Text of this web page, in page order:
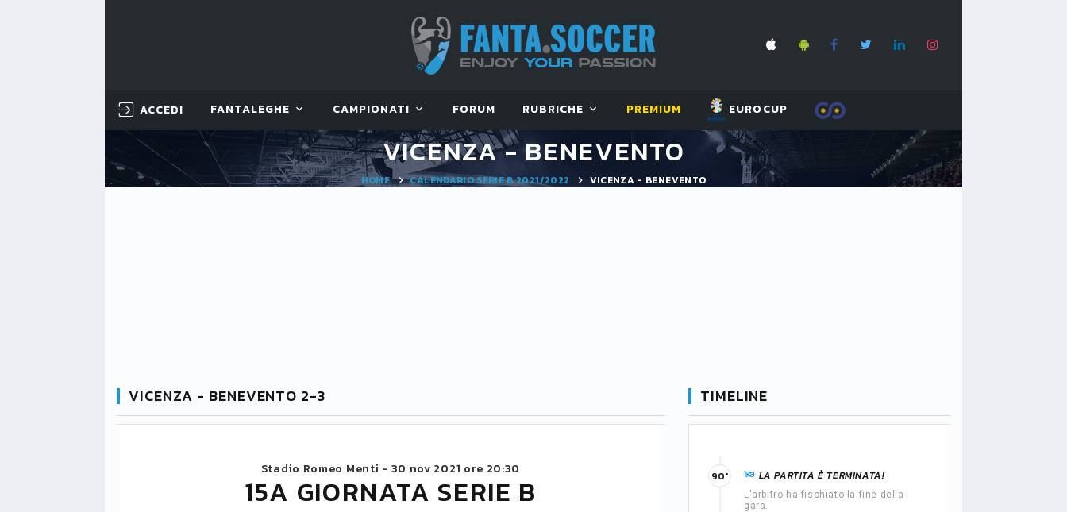
ACCEDI FANTALEGHE CAMPIONATI FORUM RUBRICHE PREMIUM EUROCUP
VICENZA - BENEVENTO
HOME CALENDARIO SERIE B 2021/2022 VICENZA - BENEVENTO
VICENZA - BENEVENTO 2-3
Stadio Romeo Menti - 30 nov 2021 ore 20:30
15A GIORNATA SERIE B
TIMELINE
LA PARTITA È TERMINATA!
L'arbitro ha fischiato la fine della
gara.
90'